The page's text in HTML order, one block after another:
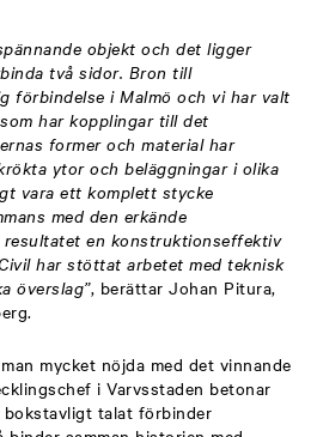
objekt och det ligger
två sidor. Bron till
förbindelse i Malmö och vi har valt
har kopplingar till det
former och material har
ytor och beläggningar i olika
vara ett komplett stycke
med den erkände
en konstruktionseffektiv
har stöttat arbetet med teknisk
överslag”, berättar Johan Pitura,
mycket nöjda med det vinnande
i Varvsstaden betonar
bokstavligt talat förbinder